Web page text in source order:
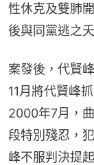
性休克及雙肺
後與同黨逃之
案發後，代賢
11月將代賢峰
2000年7月，
段特別殘忍，
峰不服判決提